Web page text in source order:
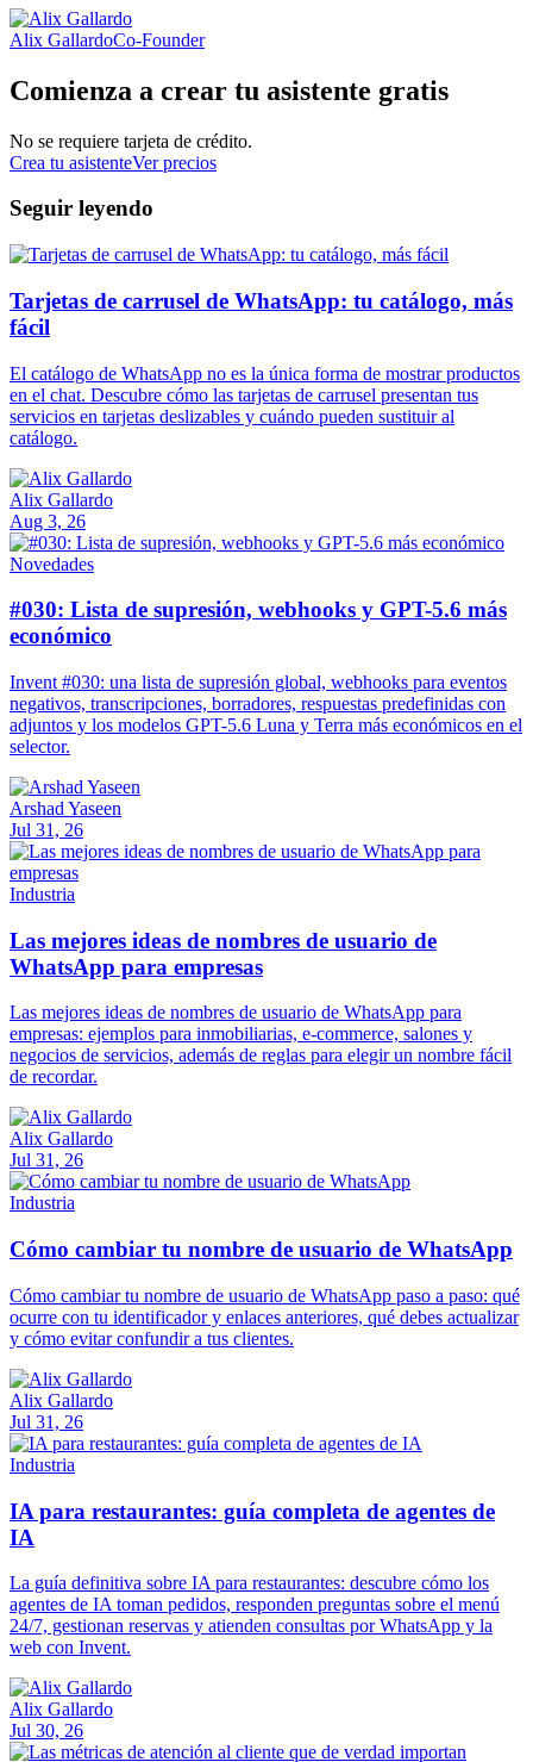
Alix GallardoCo-Founder
Comienza a crear tu asistente gratis
No se requiere tarjeta de crédito.
Crea tu asistenteVer precios
Seguir leyendo
Tarjetas de carrusel de WhatsApp: tu catálogo, más
fácil
El catálogo de WhatsApp no es la única forma de mostrar productos
en el chat. Descubre cómo las tarjetas de carrusel presentan tus
servicios en tarjetas deslizables y cuándo pueden sustituir al
catálogo.
Alix Gallardo
Aug 3, 26
Novedades
#030: Lista de supresión, webhooks y GPT-5.6 más
económico
Invent #030: una lista de supresión global, webhooks para eventos
negativos, transcripciones, borradores, respuestas predefinidas con
adjuntos y los modelos GPT-5.6 Luna y Terra más económicos en el
selector.
Arshad Yaseen
Jul 31, 26
Industria
Las mejores ideas de nombres de usuario de
WhatsApp para empresas
Las mejores ideas de nombres de usuario de WhatsApp para
empresas: ejemplos para inmobiliarias, e-commerce, salones y
negocios de servicios, además de reglas para elegir un nombre fácil
de recordar.
Alix Gallardo
Jul 31, 26
Industria
Cómo cambiar tu nombre de usuario de WhatsApp
Cómo cambiar tu nombre de usuario de WhatsApp paso a paso: qué
ocurre con tu identificador y enlaces anteriores, qué debes actualizar
y cómo evitar confundir a tus clientes.
Alix Gallardo
Jul 31, 26
Industria
IA para restaurantes: guía completa de agentes de
IA
La guía definitiva sobre IA para restaurantes: descubre cómo los
agentes de IA toman pedidos, responden preguntas sobre el menú
24/7, gestionan reservas y atienden consultas por WhatsApp y la
web con Invent.
Alix Gallardo
Jul 30, 26